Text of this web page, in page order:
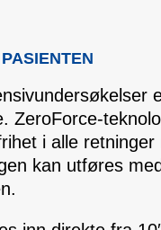
i alle retninger
kan utføres